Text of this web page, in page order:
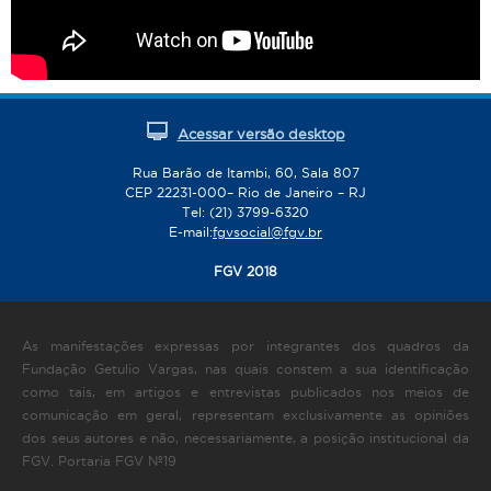
Acessar versão desktop
Rua Barão de Itambi, 60, Sala 807
CEP 22231-000– Rio de Janeiro – RJ
Tel: (21) 3799-6320
E-mail:fgvsocial@fgv.br
FGV 2018
As manifestações expressas por integrantes dos quadros da
Fundação Getulio Vargas, nas quais constem a sua identificação
como tais, em artigos e entrevistas publicados nos meios de
comunicação em geral, representam exclusivamente as opiniões
dos seus autores e não, necessariamente, a posição institucional da
FGV. Portaria FGV Nº19